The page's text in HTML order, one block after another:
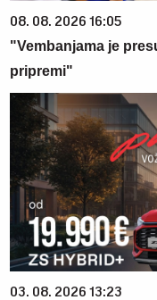
08. 08. 2026 16:05
"Vembanjama je
pripremi"
03. 08. 2026 13:23